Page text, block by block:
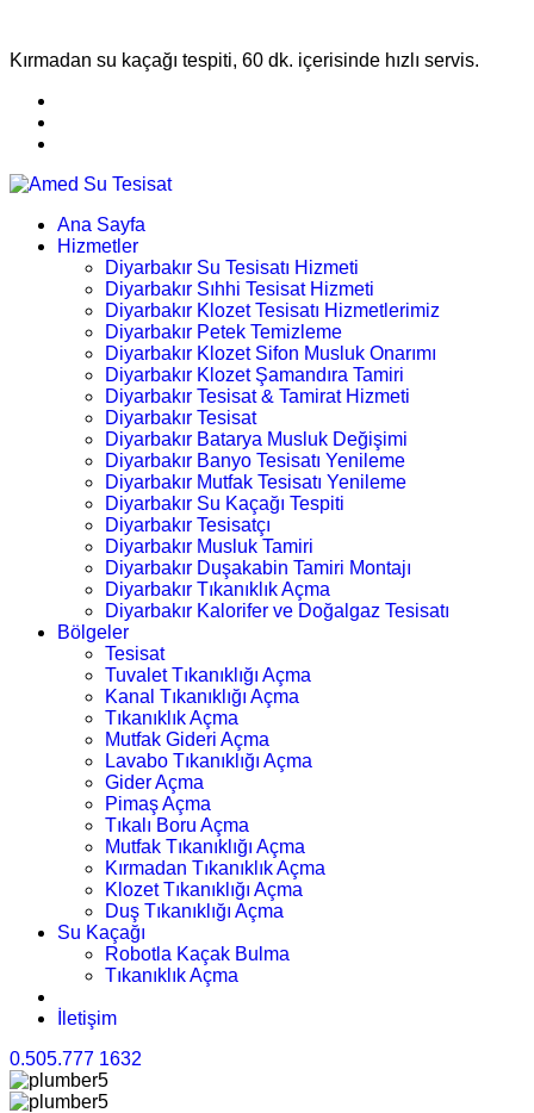
Kırmadan su kaçağı tespiti, 60 dk. içerisinde hızlı servis.
Ana Sayfa
Hizmetler
Diyarbakır Su Tesisatı Hizmeti
Diyarbakır Sıhhi Tesisat Hizmeti
Diyarbakır Klozet Tesisatı Hizmetlerimiz
Diyarbakır Petek Temizleme
Diyarbakır Klozet Sifon Musluk Onarımı
Diyarbakır Klozet Şamandıra Tamiri
Diyarbakır Tesisat & Tamirat Hizmeti
Diyarbakır Tesisat
Diyarbakır Batarya Musluk Değişimi
Diyarbakır Banyo Tesisatı Yenileme
Diyarbakır Mutfak Tesisatı Yenileme
Diyarbakır Su Kaçağı Tespiti
Diyarbakır Tesisatçı
Diyarbakır Musluk Tamiri
Diyarbakır Duşakabin Tamiri Montajı
Diyarbakır Tıkanıklık Açma
Diyarbakır Kalorifer ve Doğalgaz Tesisatı
Bölgeler
Tesisat
Tuvalet Tıkanıklığı Açma
Kanal Tıkanıklığı Açma
Tıkanıklık Açma
Mutfak Gideri Açma
Lavabo Tıkanıklığı Açma
Gider Açma
Pimaş Açma
Tıkalı Boru Açma
Mutfak Tıkanıklığı Açma
Kırmadan Tıkanıklık Açma
Klozet Tıkanıklığı Açma
Duş Tıkanıklığı Açma
Su Kaçağı
Robotla Kaçak Bulma
Tıkanıklık Açma
İletişim
0.505.777 1632